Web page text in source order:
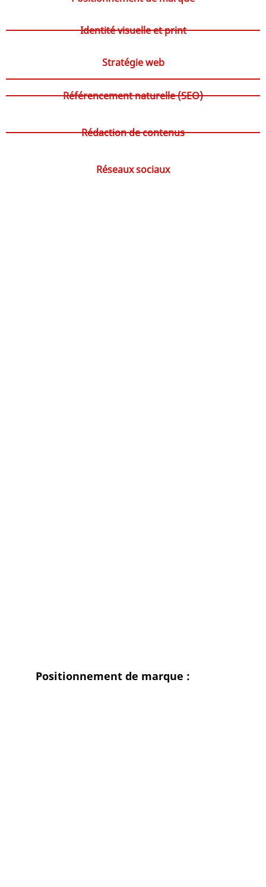
Identité visuelle et print
Stratégie web
Référencement naturelle (SEO)
Rédaction de contenus
Réseaux sociaux
Positionnement de marque :